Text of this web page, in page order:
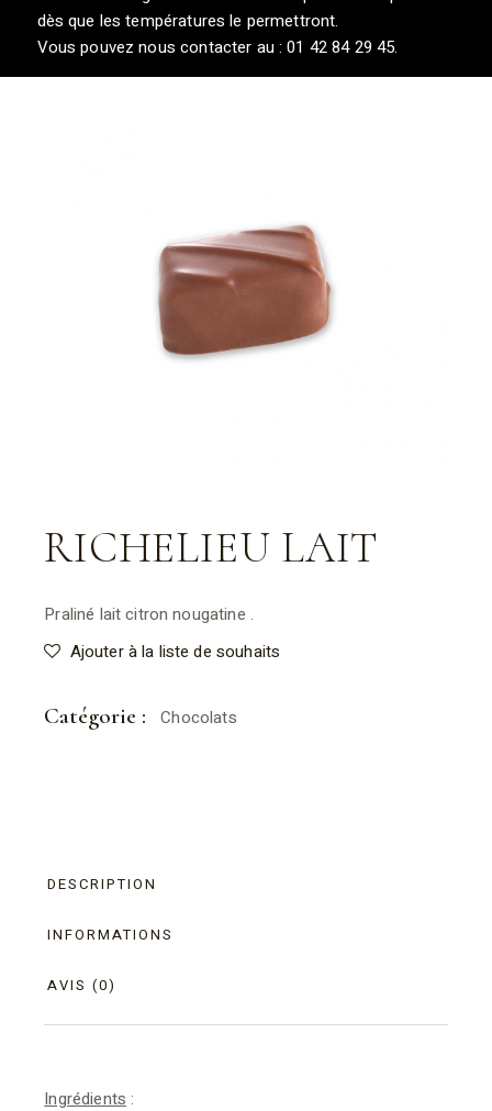
dès que les températures le permettront.
Vous pouvez nous contacter au : 01 42 84 29 45.
RICHELIEU LAIT
Praliné lait citron nougatine .
Ajouter à la liste de souhaits
Catégorie : Chocolats
DESCRIPTION
INFORMATIONS
AVIS (0)
Ingrédients :